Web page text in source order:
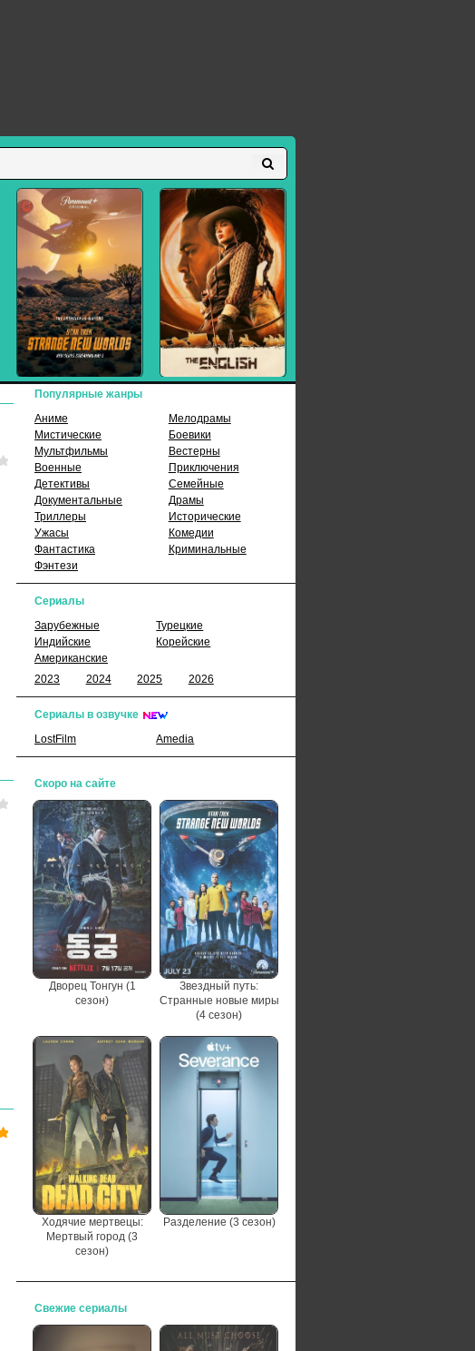
Популярные жанры
Аниме
Мелодрамы
Мистические
Боевики
Мультфильмы
Вестерны
Военные
Приключения
Детективы
Семейные
Документальные
Драмы
Триллеры
Исторические
Ужасы
Комедии
Фантастика
Криминальные
Фэнтези
Сериалы
Зарубежные
Турецкие
Индийские
Корейские
Американские
2023
2024 2025 2026
Сериалы в озвучке
LostFilm
Amedia
Скоро на сайте
Дворец Тонгун (1
сезон)
Звездный путь:
Странные новые миры
(4 сезон)
Ходячие мертвецы:
Мертвый город (3
сезон)
Разделение (3 сезон)
Свежие сериалы